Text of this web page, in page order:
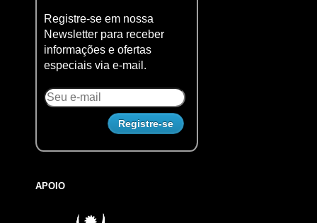
Registre-se em nossa
Newsletter para receber
informações e ofertas
especiais via e-mail.
APOIO